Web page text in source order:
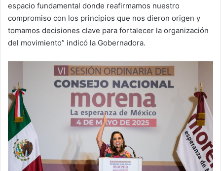
espacio fundamental donde reafirmamos nuestro
compromiso con los principios que nos dieron origen y
tomamos decisiones clave para fortalecer la organización
del movimiento” indicó la Gobernadora.